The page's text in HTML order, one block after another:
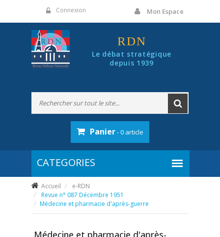
Connexion Mon Espace
RDN
Le débat stratégique
depuis 1939
Panier- 0 article
Accueil
e-RDN
Revue n° 087 Décembre 1951
Médecine et pharmacie d'après-guerre
Médecine et pharmacie d'après-